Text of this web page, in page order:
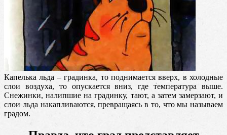
Капелька льда – градинка, то поднимается вверх, в холодные
слои воздуха, то опускается вниз, где температура выше.
Снежинки, налипшие на градинку, тают, а затем замерзают, и
слои льда накапливаются, превращаясь в то, что мы называем
градом.